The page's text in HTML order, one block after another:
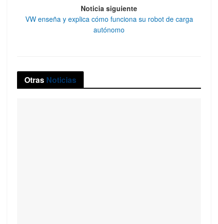
Noticia siguiente
VW enseña y explica cómo funciona su robot de carga
autónomo
Otras Noticias